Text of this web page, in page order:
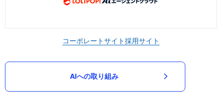
コーポレートサイト採用サイト
AIへの取り組み